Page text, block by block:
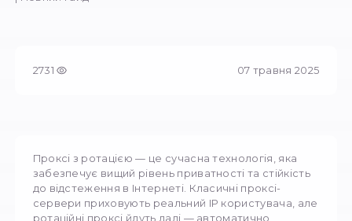
Ротаційні проксі — що це, як працюють і для
2731